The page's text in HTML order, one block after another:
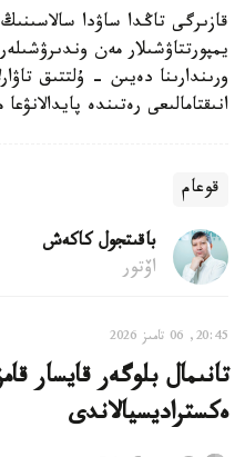
قازىرگى تاڭدا ساۋدا
يمپورتتاۋشىلار مەن
ورىندارىنا دەيىن - ۇلتتىق
انىقتامالىعى رەتىندە
قوعام
باقىتجول كاكەش
اۆتور
20:45, 06 تامىز 2026
تانىمال بلوگەر قايسار
ەكستراديسيالاندى